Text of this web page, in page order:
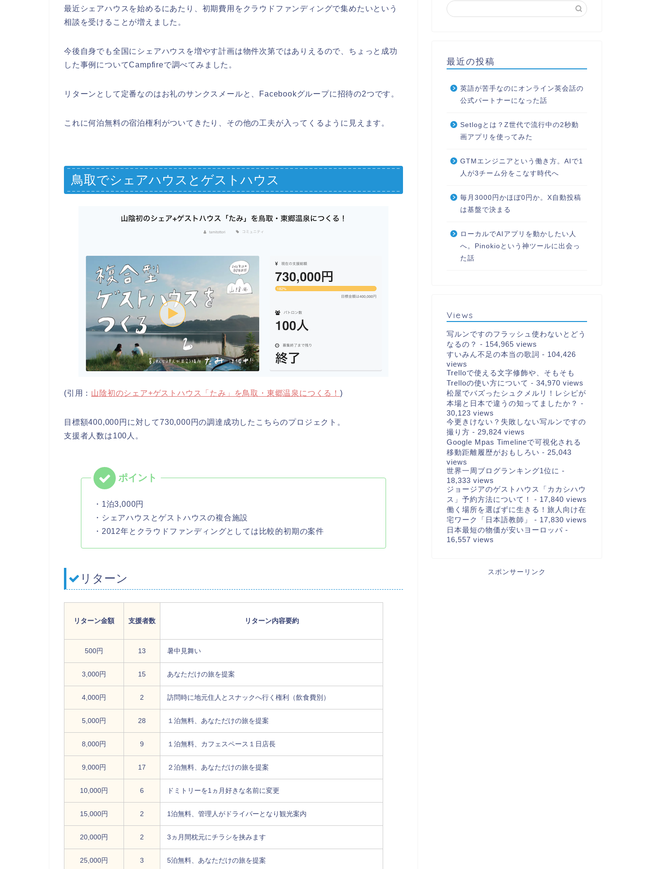
最近シェアハウスを始めるにあたり、初期費用をクラウドファンディングで集めたいという
相談を受けることが増えました。
今後自身でも全国にシェアハウスを増やす計画は物件次第ではありえるので、ちょっと成功
した事例についてCampfireで調べてみました。
リターンとして定番なのはお礼のサンクスメールと、Facebookグループに招待の2つです。
これに何泊無料の宿泊権利がついてきたり、その他の工夫が入ってくるように見えます。
鳥取でシェアハウスとゲストハウス
(引用： 山陰初のシェア+ゲストハウス「たみ」を鳥取・東郷温泉につくる！)
目標額400,000円に対して730,000円の調達成功したこちらのプロジェクト。
支援者人数は100人。
・1泊3,000円
・シェアハウスとゲストハウスの複合施設
・2012年とクラウドファンディングとしては比較的初期の案件
リターン
リターン金額 支援者数 リターン内容要約
500円 13 暑中見舞い
3,000円 15 あなただけの旅を提案
4,000円 2 訪問時に地元住人とスナックへ行く権利（飲食費別）
5,000円 28 １泊無料、あなただけの旅を提案
8,000円 9 １泊無料、カフェスペース１日店長
9,000円 17 ２泊無料、あなただけの旅を提案
10,000円 6 ドミトリーを1ヵ月好きな名前に変更
15,000円 2 1泊無料、管理人がドライバーとなり観光案内
20,000円 2 3ヵ月間枕元にチラシを挟みます
25,000円 3 5泊無料、あなただけの旅を提案
最近の投稿
英語が苦手なのにオンライン英会話の
公式パートナーになった話
Setlogとは？Z世代で流行中の2秒動
画アプリを使ってみた
GTMエンジニアという働き方。AIで1
人が3チーム分をこなす時代へ
毎月3000円かほぼ0円か。X自動投稿
は基盤で決まる
ローカルでAIアプリを動かしたい人
へ。Pinokioという神ツールに出会っ
た話
Views
写ルンですのフラッシュ使わないとどう
なるの？ - 154,965 views
すいみん不足の本当の歌詞 - 104,426
views
Trelloで使える文字修飾や、そもそも
Trelloの使い方について - 34,970 views
松屋でバズったシュクメルリ！レシピが
本場と日本で違うの知ってましたか？ -
30,123 views
今更きけない？失敗しない写ルンですの
撮り方 - 29,824 views
Google Mpas Timelineで可視化される
移動距離履歴がおもしろい - 25,043
views
世界一周ブログランキング1位に -
18,333 views
ジョージアのゲストハウス「カカシハウ
ス」予約方法について！
- 17,840 views
働く場所を選ばずに生きる！旅人向け在
宅ワーク「日本語教師」
- 17,830 views
日本最短の物価が安いヨーロッパ-
16,557 views
スポンサーリンク